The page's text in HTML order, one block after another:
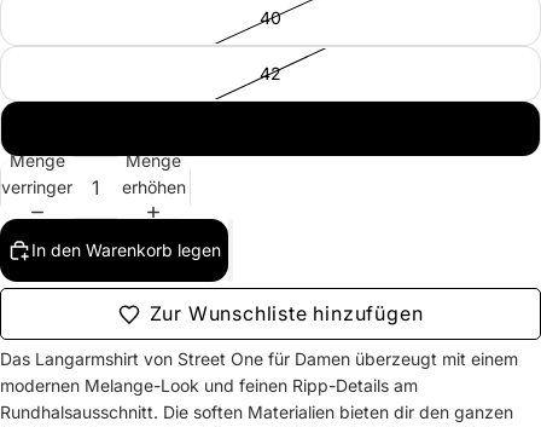
40
42
Menge
verringern
Menge
erhöhen
In den Warenkorb legen
Zur Wunschliste hinzufügen
Das Langarmshirt von Street One für Damen überzeugt mit einem
modernen Melange-Look und feinen Ripp-Details am
Rundhalsausschnitt. Die soften Materialien bieten dir den ganzen